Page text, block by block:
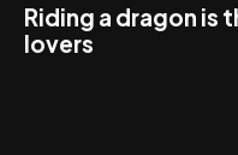
Riding a dragon is
lovers